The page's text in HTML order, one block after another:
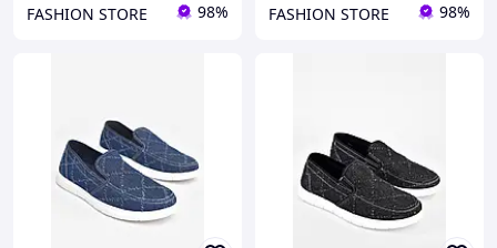
FASHION STORE 98% FASHION STORE 98%